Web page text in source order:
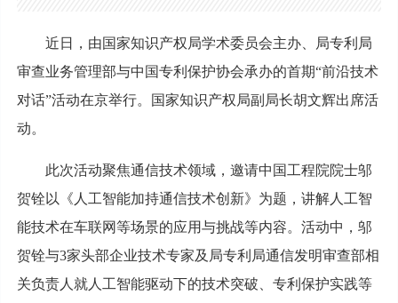
近日，由国家知识产权局学术委员会主办、局专利局
审查业务管理部与中国专利保护协会承办的首期“前沿技术
对话”活动在京举行。国家知识产权局副局长胡文辉出席活
动。
此次活动聚焦通信技术领域，邀请中国工程院院士邬
贺铨以《人工智能加持通信技术创新》为题，讲解人工智
能技术在车联网等场景的应用与挑战等内容。活动中，邬
贺铨与3家头部企业技术专家及局专利局通信发明审查部相
关负责人就人工智能驱动下的技术突破、专利保护实践等